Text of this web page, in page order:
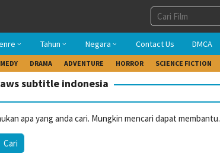
Tahun Negara Contact Us DMCA
DRAMA ADVENTURE HORROR SCIENCE FICTION
subtitle indonesia
apa yang anda cari. Mungkin mencari dapat membantu.